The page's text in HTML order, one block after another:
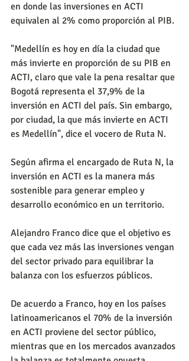
en donde las inversiones en ACTI
equivalen al 2% como proporción al PIB.
"Medellín es hoy en día la ciudad que
más invierte en proporción de su PIB en
ACTI, claro que vale la pena resaltar que
Bogotá representa el 37,9% de la
inversión en ACTI del país. Sin embargo,
por ciudad, la que más invierte en ACTI
es Medellín", dice el vocero de Ruta N.
Según afirma el encargado de Ruta N, la
inversión en ACTI es la manera más
sostenible para generar empleo y
desarrollo económico en un territorio.
Alejandro Franco dice que el objetivo es
que cada vez más las inversiones vengan
del sector privado para equilibrar la
balanza con los esfuerzos públicos.
De acuerdo a Franco, hoy en los países
latinoamericanos el 70% de la inversión
en ACTI proviene del sector público,
mientras que en los mercados avanzados